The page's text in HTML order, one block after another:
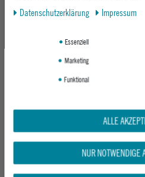
HOLMENKOL TUNING ULTRA MIX BLUE
NO COLOR
19,95 €
Daten­schutz­erklärung
Impressum
Essenziell
Marketing
Funktional
ALLE
NUR NOTWENDIGE